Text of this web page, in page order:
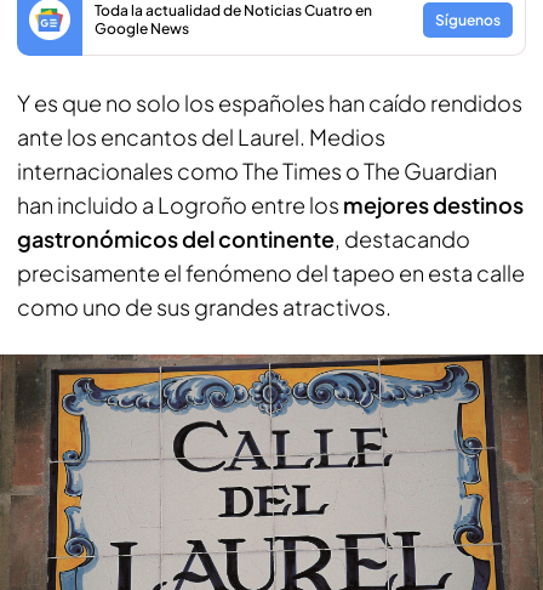
Toda la actualidad de Noticias Cuatro en
Google News
Síguenos
Y es que no solo los españoles han caído rendidos
ante los encantos del Laurel. Medios
internacionales como The Times o The Guardian
han incluido a Logroño entre los mejores destinos
gastronómicos del continente, destacando
precisamente el fenómeno del tapeo en esta calle
como uno de sus grandes atractivos.